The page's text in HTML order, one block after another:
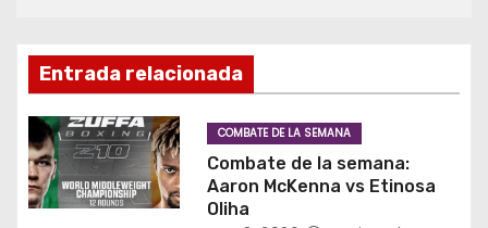
i
ó
n
d
Entrada relacionada
COMBATE DE LA SEMANA
Combate de la semana:
Aaron McKenna vs Etinosa
Oliha